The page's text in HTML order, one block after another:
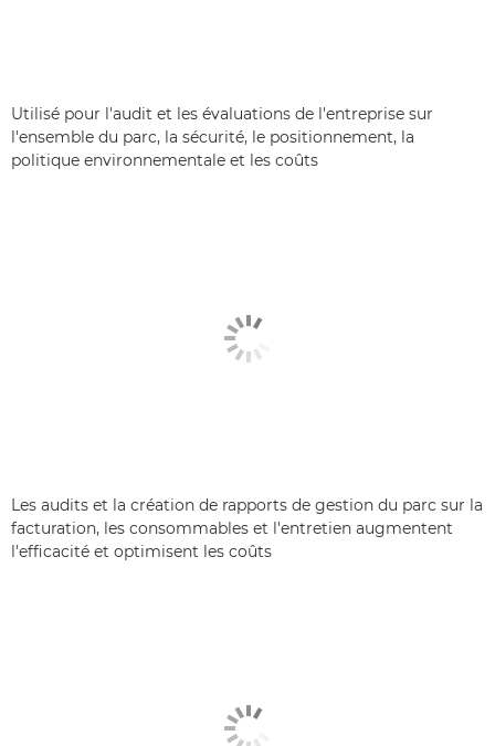
Utilisé pour l'audit et les évaluations de l'entreprise sur
l'ensemble du parc, la sécurité, le positionnement, la
politique environnementale et les coûts
Les audits et la création de rapports de gestion du parc sur la
facturation, les consommables et l'entretien augmentent
l'efficacité et optimisent les coûts